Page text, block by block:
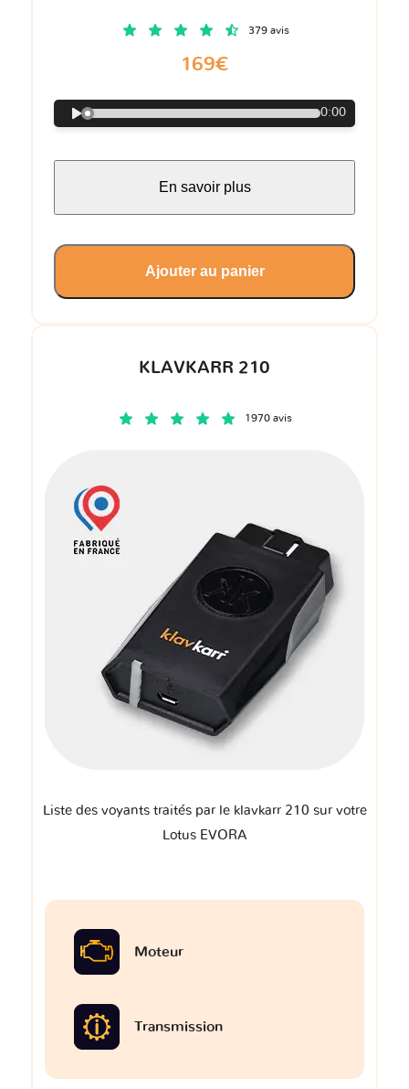
KLAVKARR 210
1970 avis
Liste des voyants traités par le klavkarr 210 sur votre
Lotus EVORA
Moteur
Transmission
379 avis
169€
0:00
En savoir plus
Ajouter au panier